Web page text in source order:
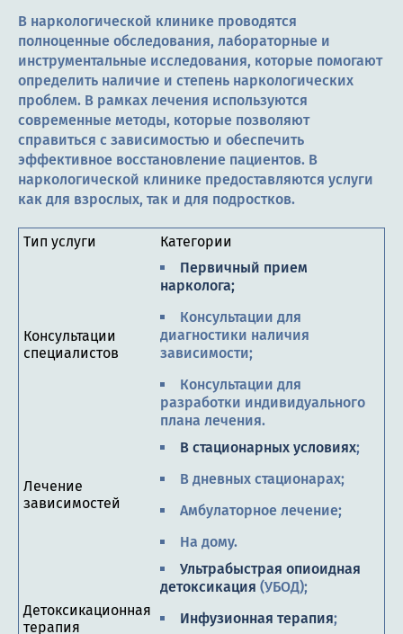
В наркологической клинике проводятся
полноценные обследования, лабораторные и
инструментальные исследования, которые помогают
определить наличие и степень наркологических
проблем. В рамках лечения используются
современные методы, которые позволяют
справиться с зависимостью и обеспечить
эффективное восстановление пациентов. В
наркологической клинике предоставляются услуги
как для взрослых, так и для подростков.
Тип услуги Категории
Консультации
специалистов
Первичный прием
нарколога;
Консультации для
диагностики наличия
зависимости;
Консультации для
разработки индивидуального
плана лечения.
Лечение
зависимостей
В стационарных условиях;
В дневных стационарах;
Амбулаторное лечение;
На дому.
Детоксикационная
терапия
Ультрабыстрая опиоидная
детоксикация (УБОД);
Инфузионная терапия;